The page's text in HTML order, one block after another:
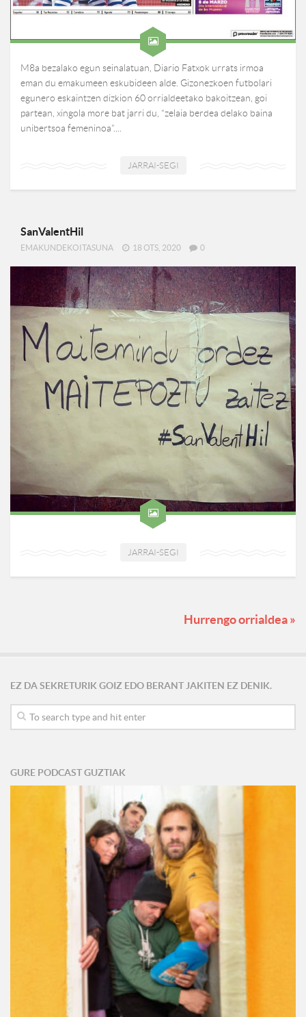
M8a bezalako egun seinalatuan, Diario Fatxok urrats irmoa
eman du emakumeen eskubideen alde. Gizonezkoen futbolari
egunero eskaintzen dizkion 60 orrialdeetako bakoitzean, goi
partean, xingola more bat jarri du, “zelaia berdea delako baina
unibertsoa femeninoa”....
JARRAI-SEGI
SanValentHil
EMAKUNDEKOITASUNA 18 OTS, 2020 0
JARRAI-SEGI
Hurrengo orrialdea »
EZ DA SEKRETURIK GOIZ EDO BERANT JAKITEN EZ DENIK.
GURE PODCAST GUZTIAK